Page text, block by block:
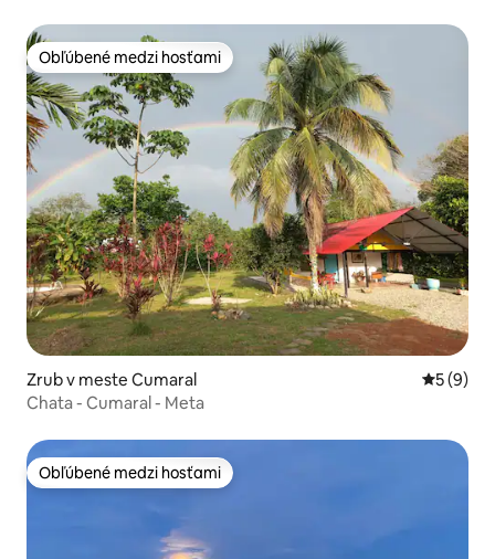
Obľúbené medzi hosťami
Obľúbené medzi hosťami
Zrub v meste Cumaral
5 (9)
Chata - Cumaral - Meta
Obľúbené medzi hosťami
Obľúbené medzi hosťami